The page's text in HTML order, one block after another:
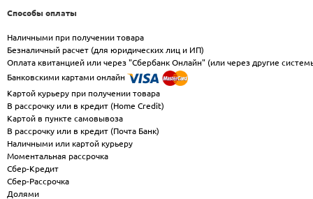
Способы оплаты
Наличными при получении товара
Безналичный расчет (для юридических лиц и ИП)
Оплата квитанцией или через "Сбербанк Онлайн" (или через другие
Банковскими картами онлайн
Картой курьеру при получении товара
В рассрочку или в кредит (Home Credit)
Картой в пункте самовывоза
В рассрочку или в кредит (Почта Банк)
Наличными или картой курьеру
Моментальная рассрочка
Сбер-Кредит
Сбер-Рассрочка
Долями